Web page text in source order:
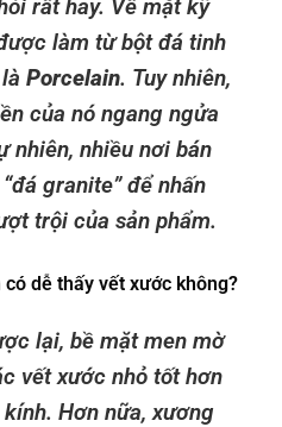
rất hay. Về mặt kỹ
làm từ bột đá tinh
Porcelain. Tuy nhiên,
của nó ngang ngửa
nhiên, nhiều nơi bán
granite” để nhấn
trội của sản phẩm.
dễ thấy vết xước không?
lại, bề mặt men mờ
vết xước nhỏ tốt hơn
Hơn nữa, xương